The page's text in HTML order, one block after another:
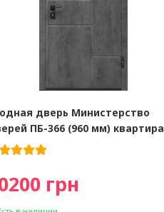
дверь Министерство
ПБ-366 (960 мм) квартира
грн